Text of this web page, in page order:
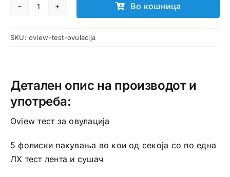
Oview
за
Во кошница
SKU:oview-test-ovulacija
Детален опис на производот и
употреба:
Oview тест за овулација
5 фолиски пакувања во кои од секоја со по една
ЛХ тест лента и сушач